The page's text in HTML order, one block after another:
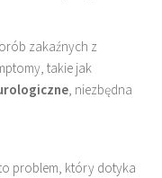
zakaźnych z
takie jak
, niezbędna
problem, który dotyka